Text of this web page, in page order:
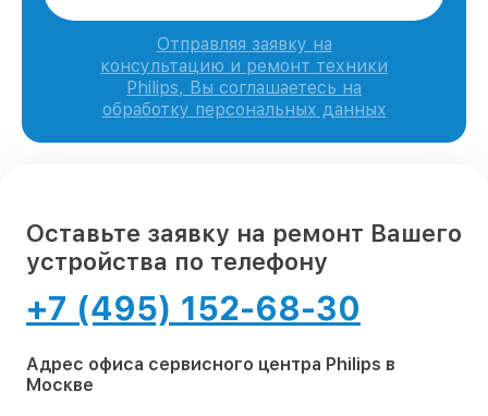
Отправляя заявку на
консультацию и ремонт техники
Philips, Вы соглашаетесь на
обработку персональных данных
Оставьте заявку на ремонт Вашего
устройства по телефону
+7 (495) 152-68-30
Адрес офиса сервисного центра Philips в
Москве